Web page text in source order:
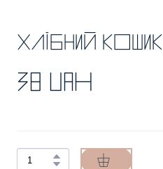
Хлібний кошик
38 UAH